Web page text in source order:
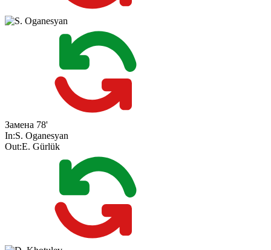
Замена 78'
In:S. Oganesyan
Out:E. Gürlük